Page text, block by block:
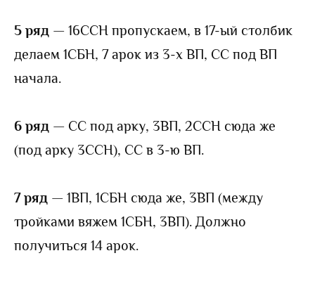
5 ряд — 16ССН пропускаем, в 17-ый столбик
делаем 1СБН, 7 арок из 3-х ВП, СС под ВП
начала.
6 ряд — СС под арку, 3ВП, 2ССН сюда же
(под арку 3ССН), СС в 3-ю ВП.
7 ряд — 1ВП, 1СБН сюда же, 3ВП (между
тройками вяжем 1СБН, 3ВП). Должно
получиться 14 арок.